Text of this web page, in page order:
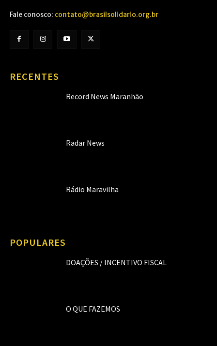
Fale conosco: contato@brasilsolidario.org.br
RECENTES
Record News Maranhão
Radar News
Rádio Maravilha
POPULARES
DOAÇÕES / INCENTIVO FISCAL
O QUE FAZEMOS